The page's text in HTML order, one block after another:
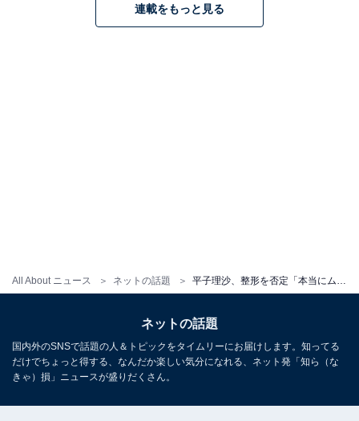
All About ニュース ネットの話題
連載をもっと見る
ネットの話題
国内外のSNSで話題の人＆トピックをタイムリーにお届けします。知ってる
だけでちょっと得する、なんだか楽しい気分になれる、ネット発「知ら（な
きゃ）損」ニュースが盛りだくさん。